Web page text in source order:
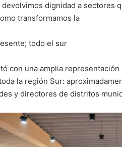
devolvimos dignidad a sectores
transformamos la
todo el sur
con una amplia
la región Sur:
y directores de distritos